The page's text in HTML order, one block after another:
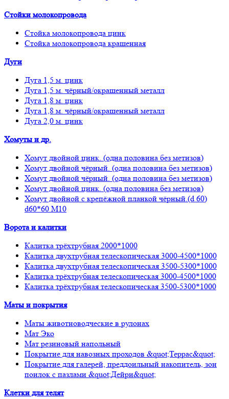
Стойки молокопровода
Стойка молокопровода цинк
Стойка молокопровода крашенная
Дуги
Дуга 1,5 м. цинк
Дуга 1,5 м. чёрный/окрашенный металл
Дуга 1,8 м. цинк
Дуга 1,8 м. чёрный/окрашенный металл
Дуга 2,0 м. цинк
Хомуты и др.
Хомут двойной цинк. (одна половина без метизов)
Хомут двойной чёрный. (одна половина без метизов)
Хомут двойной чёрный. (одна половина без метизов)
Хомут двойной цинк. (одна половина без метизов)
Хомут двойной с крепёжной планкой чёрный.(d 60)
d60*60 М10
Ворота и калитки
Калитка трёхтрубная 2000*1000
Калитка двухтрубная телескопическая 3000-4500*1000
Калитка двухтрубная телескопическая 3500-5300*1000
Калитка трёхтрубная телескопическая 3000-4500*1000
Калитка трёхтрубная телескопическая 3500-5300*1000
Маты и покрытия
Маты животноводческие в рулонах
Мат Эко
Мат резиновый напольный
Покрытие для навозных проходов &quot;Террас&quot;
Покрытие для галерей, преддоильный накопитель, зон
поилок с пазлами &quot;Дейри&quot;
Клетки для телят